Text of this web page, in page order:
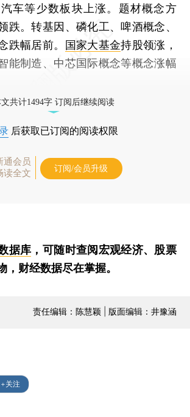
车等少数板块上涨。题材概念方
跌。转基因、磷化工、啤酒概念、
跌幅居前。
国家大基金持股领涨，
能制造、中芯国际概念等概念涨幅
共计1494字 订阅后继续阅读
后获取已订阅的阅读权限
通会员
读全文
订阅/会员升级
据库 ，可随时查阅宏观经济、股票
，财经数据尽在掌握。
责任编辑：陈慧颖 | 版面编辑：井豫涵
+关注